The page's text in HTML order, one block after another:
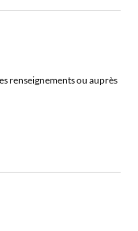
renseignements ou auprès